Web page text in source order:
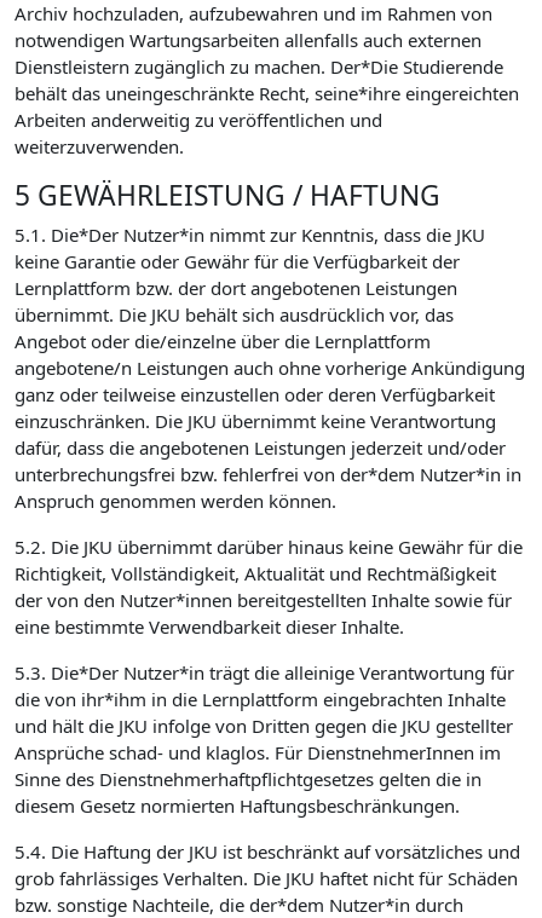
Archiv hochzuladen, aufzubewahren und im Rahmen von
notwendigen Wartungsarbeiten allenfalls auch externen
Dienstleistern zugänglich zu machen. Der*Die Studierende
behält das uneingeschränkte Recht, seine*ihre eingereichten
Arbeiten anderweitig zu veröffentlichen und
weiterzuverwenden.
5 GEWÄHRLEISTUNG / HAFTUNG
5.1. Die*Der Nutzer*in nimmt zur Kenntnis, dass die JKU
keine Garantie oder Gewähr für die Verfügbarkeit der
Lernplattform bzw. der dort angebotenen Leistungen
übernimmt. Die JKU behält sich ausdrücklich vor, das
Angebot oder die/einzelne über die Lernplattform
angebotene/n Leistungen auch ohne vorherige Ankündigung
ganz oder teilweise einzustellen oder deren Verfügbarkeit
einzuschränken. Die JKU übernimmt keine Verantwortung
dafür, dass die angebotenen Leistungen jederzeit und/oder
unterbrechungsfrei bzw. fehlerfrei von der*dem Nutzer*in in
Anspruch genommen werden können.
5.2. Die JKU übernimmt darüber hinaus keine Gewähr für die
Richtigkeit, Vollständigkeit, Aktualität und Rechtmäßigkeit
der von den Nutzer*innen bereitgestellten Inhalte sowie für
eine bestimmte Verwendbarkeit dieser Inhalte.
5.3. Die*Der Nutzer*in trägt die alleinige Verantwortung für
die von ihr*ihm in die Lernplattform eingebrachten Inhalte
und hält die JKU infolge von Dritten gegen die JKU gestellter
Ansprüche schad- und klaglos. Für DienstnehmerInnen im
Sinne des Dienstnehmerhaftpflichtgesetzes gelten die in
diesem Gesetz normierten Haftungsbeschränkungen.
5.4. Die Haftung der JKU ist beschränkt auf vorsätzliches und
grob fahrlässiges Verhalten. Die JKU haftet nicht für Schäden
bzw. sonstige Nachteile, die der*dem Nutzer*in durch